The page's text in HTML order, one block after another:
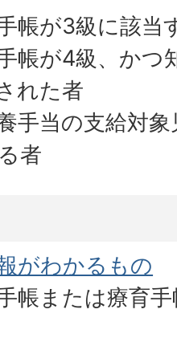
帳が3級に該当
帳が4級、かつ
れた者
手当の支給対
者
がわかるもの
帳または療育